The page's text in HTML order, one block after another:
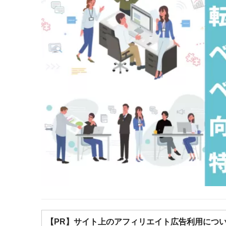
【PR】サイト上のアフィリエイト広告利用につ